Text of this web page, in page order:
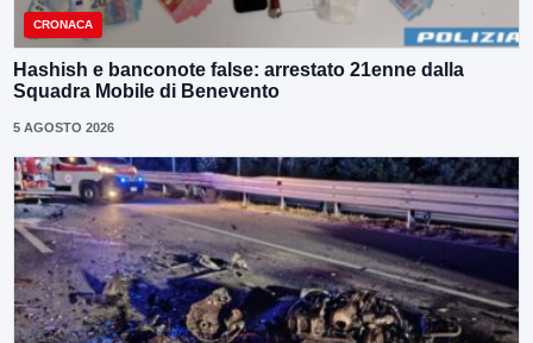
CRONACA
Hashish e banconote false: arrestato 21enne dalla
Squadra Mobile di Benevento
5 AGOSTO 2026